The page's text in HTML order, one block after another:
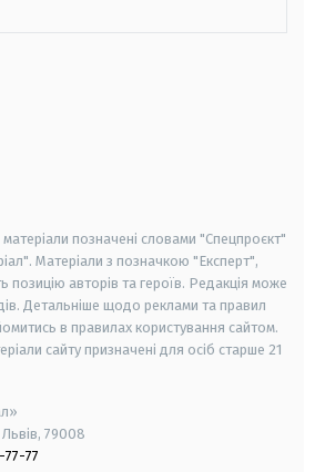
матеріали позначені словами "Спецпроєкт"
Матеріали з позначкою "Експерт",
позицію авторів та героїв. Редакція може
Детальніше щодо реклами та правил
в правилах користування сайтом.
сайту призначені для осіб старше 21
79008
77